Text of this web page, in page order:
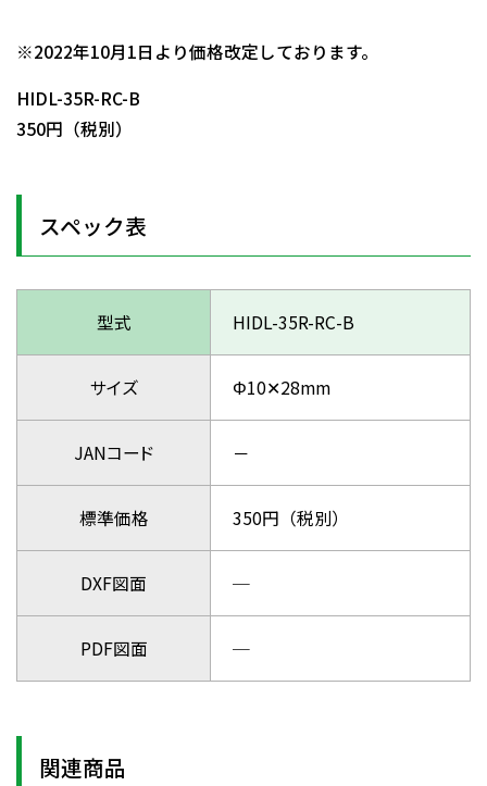
※2022年10月1日より価格改定しております。
HIDL-35R-RC-B
350円（税別）
スペック表
型式 HIDL-35R-RC-B
サイズ Φ10✕28mm
JANコード －
標準価格 350円（税別）
DXF図面 ─
PDF図面 ─
関連商品